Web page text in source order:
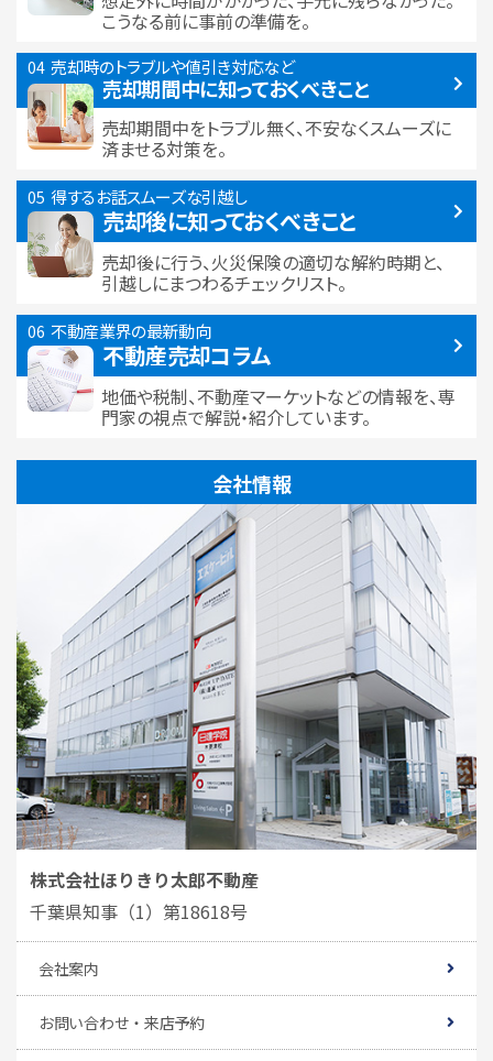
こうなる前に事前の準備を。
売却時のトラブルや値引き対応など
売却期間中に知っておくべきこと
売却期間中をトラブル無く、不安なくスムーズに
済ませる対策を。
得するお話スムーズな引越し
売却後に知っておくべきこと
売却後に行う、火災保険の適切な解約時期と、
引越しにまつわるチェックリスト。
不動産業界の最新動向
不動産売却コラム
地価や税制、不動産マーケットなどの情報を、専
門家の視点で解説・紹介しています。
会社情報
株式会社ほりきり太郎不動産
千葉県知事（1）第18618号
会社案内
お問い合わせ・来店予約